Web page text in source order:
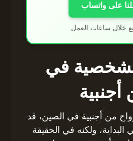
على واتساب
خلال ساعات العمل.
في
أجنبية
من أجنبية في الصين، قد
البداية، ولكنه في الحقيقة